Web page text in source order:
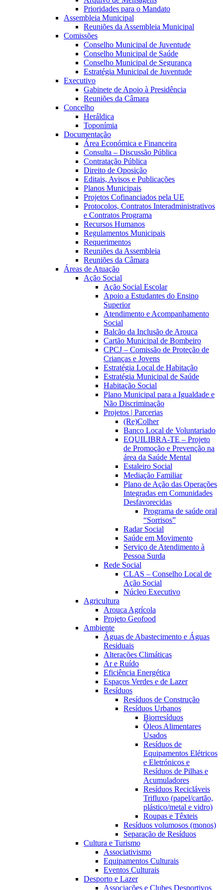
Prioridades para o Mandato
Assembleia Municipal
Reuniões da Assembleia Municipal
Comissões
Conselho Municipal de Juventude
Conselho Municipal de Saúde
Conselho Municipal de Segurança
Estratégia Municipal de Juventude
Executivo
Gabinete de Apoio à Presidência
Reuniões da Câmara
Concelho
Heráldica
Toponímia
Documentação
Área Económica e Financeira
Consulta – Discussão Pública
Contratação Pública
Direito de Oposição
Editais, Avisos e Publicações
Planos Municipais
Projetos Cofinanciados pela UE
Protocolos, Contratos Interadministrativos
e Contratos Programa
Recursos Humanos
Regulamentos Municipais
Requerimentos
Reuniões da Assembleia
Reuniões da Câmara
Áreas de Atuação
Ação Social
Ação Social Escolar
Apoio a Estudantes do Ensino
Superior
Atendimento e Acompanhamento
Social
Balcão da Inclusão de Arouca
Cartão Municipal de Bombeiro
CPCJ – Comissão de Proteção de
Crianças e Jovens
Estratégia Local de Habitação
Estratégia Municipal de Saúde
Habitação Social
Plano Municipal para a Igualdade e
Não Discriminação
Projetos | Parcerias
(Re)Colher
Banco Local de Voluntariado
EQUILIBRA-TE – Projeto
de Promoção e Prevenção na
área da Saúde Mental
Estaleiro Social
Mediação Familiar
Plano de Ação das Operações
Integradas em Comunidades
Desfavorecidas
Programa de saúde oral
“Sorrisos”
Radar Social
Saúde em Movimento
Serviço de Atendimento à
Pessoa Surda
Rede Social
CLAS – Conselho Local de
Ação Social
Núcleo Executivo
Agricultura
Arouca Agrícola
Projeto Geofood
Ambiente
Águas de Abastecimento e Águas
Residuais
Alterações Climáticas
Ar e Ruído
Eficiência Energética
Espaços Verdes e de Lazer
Resíduos
Resíduos de Construção
Resíduos Urbanos
Biorresíduos
Óleos Alimentares
Usados
Resíduos de
Equipamentos Elétricos
e Eletrónicos e
Resíduos de Pilhas e
Acumuladores
Resíduos Recicláveis
Trifluxo (papel/cartão,
plástico/metal e vidro)
Roupas e Têxteis
Resíduos volumosos (monos)
Separação de Resíduos
Cultura e Turismo
Associativismo
Equipamentos Culturais
Eventos Culturais
Desporto e Lazer
Associações e Clubes Desportivos